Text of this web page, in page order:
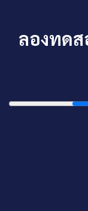
ลองทดส